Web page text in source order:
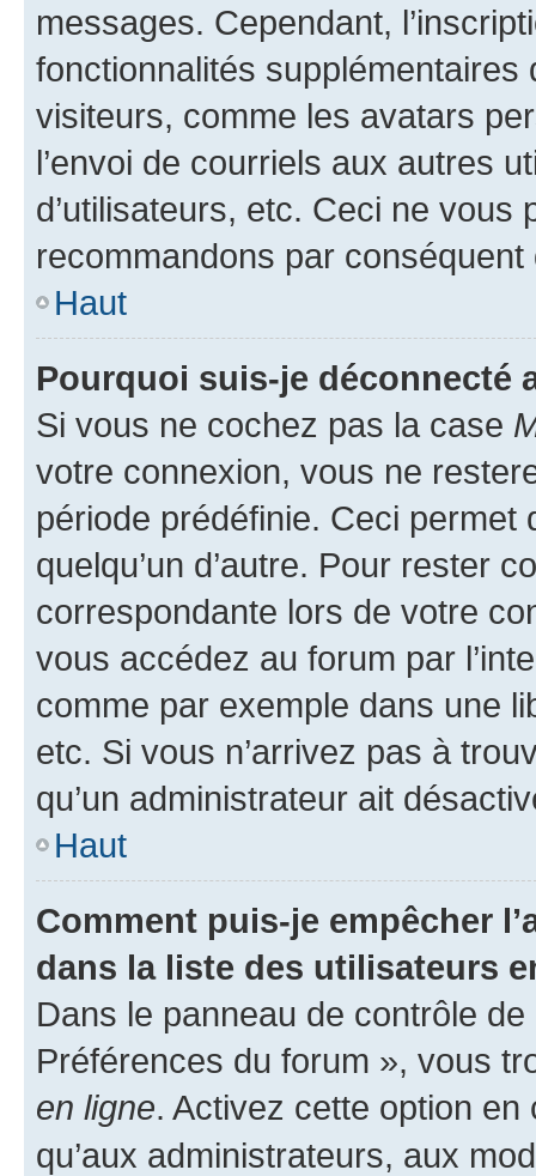
messages. Cependant,
fonctionnalités
visiteurs, comme les avatars
l’envoi de courriels aux autres
d’utilisateurs, etc. Ceci ne vous
recommandons par conséquent
Haut
Pourquoi suis-je déconnecté
Si vous ne cochez pas la case
votre connexion, vous ne
période prédéfinie. Ceci permet
quelqu’un d’autre. Pour rester
correspondante lors de votre
vous accédez au forum par
comme par exemple dans une
etc. Si vous n’arrivez pas à
qu’un administrateur ait
Haut
Comment puis-je empêcher
dans la liste des utilisateurs
Dans le panneau de contrôle
Préférences du forum », vous
en ligne. Activez cette option
qu’aux administrateurs, aux